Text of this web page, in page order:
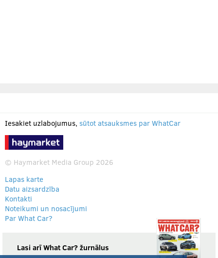
Iesakiet uzlabojumus, sūtot atsauksmes par WhatCar
© Haymarket Media Group 2026
Lapas karte
Datu aizsardzība
Kontakti
Noteikumi un nosacījumi
Par What Car?
Lasi arī What Car? žurnālus